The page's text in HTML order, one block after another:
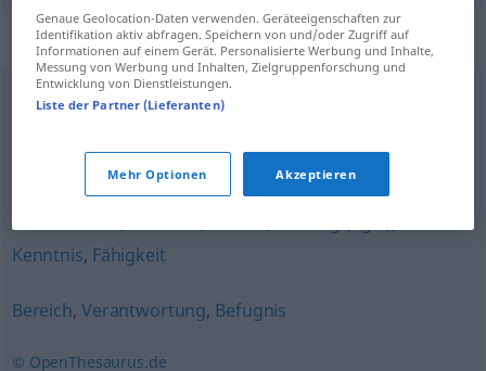
Synonyme für "Kompetenz"
(persönliche) Stärke
Vermögen,Eignung
Sachkenntnis
Kenntnis, Fähigkeit
Bereich,Verantwortung, Befugnis
© OpenThesaurus.de
Genaue Geolocation-Daten verwenden. Geräteeigenschaften zur
Identifikation aktiv abfragen. Speichern von und/oder Zugriff auf
Informationen auf einem Gerät. Personalisierte Werbung und Inhalte,
Messung von Werbung und Inhalten, Zielgruppenforschung und
Entwicklung von Dienstleistungen.
Liste der Partner (Lieferanten)
Mehr Optionen Akzeptieren